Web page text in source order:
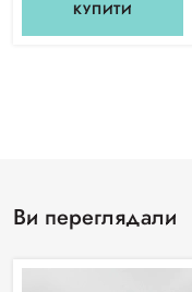
КУПИТИ
Ви переглядали